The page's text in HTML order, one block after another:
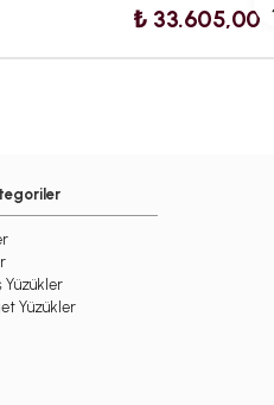
₺ 33.605,00
Yüzükler
Yüzükler